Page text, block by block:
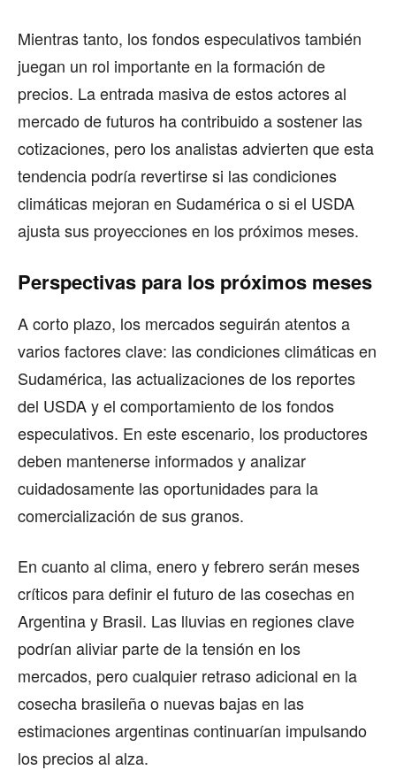
Mientras tanto, los fondos especulativos también
juegan un rol importante en la formación de
precios. La entrada masiva de estos actores al
mercado de futuros ha contribuido a sostener las
cotizaciones, pero los analistas advierten que esta
tendencia podría revertirse si las condiciones
climáticas mejoran en Sudamérica o si el USDA
ajusta sus proyecciones en los próximos meses.
Perspectivas para los próximos meses
A corto plazo, los mercados seguirán atentos a
varios factores clave: las condiciones climáticas en
Sudamérica, las actualizaciones de los reportes
del USDA y el comportamiento de los fondos
especulativos. En este escenario, los productores
deben mantenerse informados y analizar
cuidadosamente las oportunidades para la
comercialización de sus granos.
En cuanto al clima, enero y febrero serán meses
críticos para definir el futuro de las cosechas en
Argentina y Brasil. Las lluvias en regiones clave
podrían aliviar parte de la tensión en los
mercados, pero cualquier retraso adicional en la
cosecha brasileña o nuevas bajas en las
estimaciones argentinas continuarían impulsando
los precios al alza.